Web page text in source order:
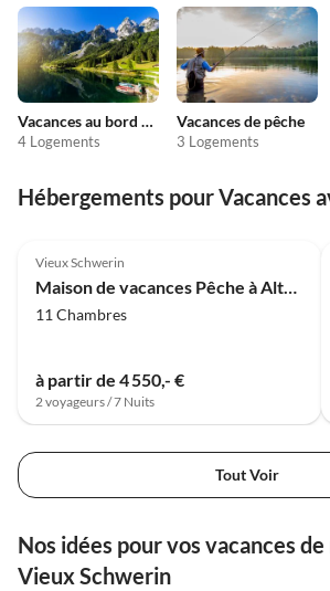
Vacances au bord du lac
4 Logements
Vacances de pêche
3 Logements
Hébergements pour Vacances
Vieux Schwerin
Maison de vacances Pêche à Alt-Schwerin au lac de Plau
11 Chambres
à partir de 4 550,- €
2 voyageurs / 7 Nuits
Tout Voir
Nos idées pour vos vacances
Vieux Schwerin